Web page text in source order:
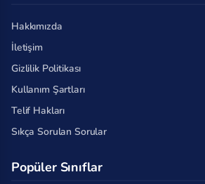
Hakkımızda
İletişim
Gizlilik Politikası
Kullanım Şartları
Telif Hakları
Sıkça Sorulan Sorular
Popüler Sınıflar